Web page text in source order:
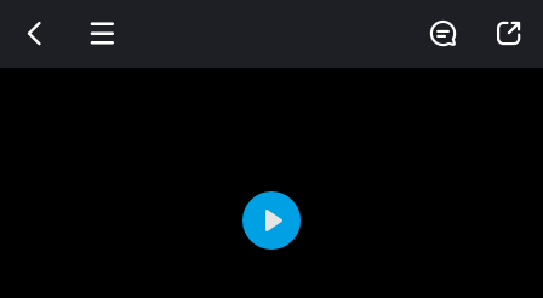
 

